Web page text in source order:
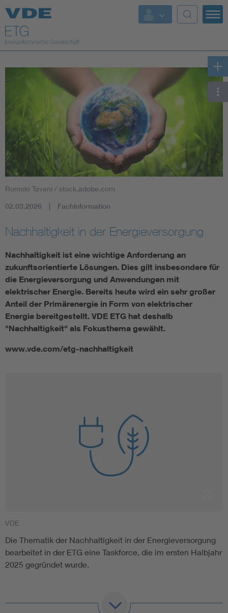
Top Themen
Fokusthemen
Energy
AI & Digital Trust
Health
Mobility
Energy grids
Energy storage
Renewable energies
Romolo Tavani / stock.adobe.com
02.03.2026 Fachinformation
Nachhaltigkeit in der Energieversorgung
Nachhaltigkeit ist eine wichtige Anforderung an
zukunftsorientierte Lösungen. Dies gilt insbesondere für
die Energieversorgung und Anwendungen mit
elektrischer Energie. Bereits heute wird ein sehr großer
Anteil der Primärenergie in Form von elektrischer
Energie bereitgestellt. VDE ETG hat deshalb
"Nachhaltigkeit" als Fokusthema gewählt.
www.vde.com/etg-nachhaltigkeit
VDE
Die Thematik der Nachhaltigkeit in der Energieversorgung
bearbeitet in der ETG eine Taskforce, die im ersten Halbjahr
2025 gegründet wurde.
Motivation